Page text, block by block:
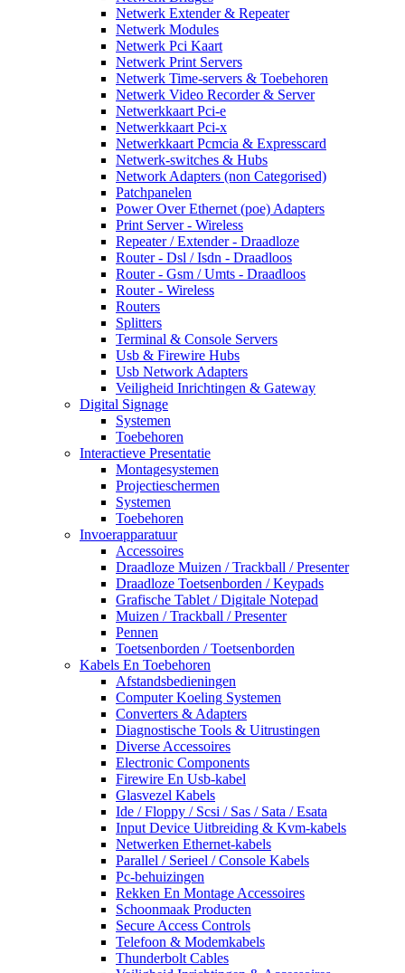
Netwerk Extender & Repeater
Netwerk Modules
Netwerk Pci Kaart
Netwerk Print Servers
Netwerk Time-servers & Toebehoren
Netwerk Video Recorder & Server
Netwerkkaart Pci-e
Netwerkkaart Pci-x
Netwerkkaart Pcmcia & Expresscard
Netwerk-switches & Hubs
Network Adapters (non Categorised)
Patchpanelen
Power Over Ethernet (poe) Adapters
Print Server - Wireless
Repeater / Extender - Draadloze
Router - Dsl / Isdn - Draadloos
Router - Gsm / Umts - Draadloos
Router - Wireless
Routers
Splitters
Terminal & Console Servers
Usb & Firewire Hubs
Usb Network Adapters
Veiligheid Inrichtingen & Gateway
Digital Signage
Systemen
Toebehoren
Interactieve Presentatie
Montagesystemen
Projectieschermen
Systemen
Toebehoren
Invoerapparatuur
Accessoires
Draadloze Muizen / Trackball / Presenter
Draadloze Toetsenborden / Keypads
Grafische Tablet / Digitale Notepad
Muizen / Trackball / Presenter
Pennen
Toetsenborden / Toetsenborden
Kabels En Toebehoren
Afstandsbedieningen
Computer Koeling Systemen
Converters & Adapters
Diagnostische Tools & Uitrustingen
Diverse Accessoires
Electronic Components
Firewire En Usb-kabel
Glasvezel Kabels
Ide / Floppy / Scsi / Sas / Sata / Esata
Input Device Uitbreiding & Kvm-kabels
Netwerken Ethernet-kabels
Parallel / Serieel / Console Kabels
Pc-behuizingen
Rekken En Montage Accessoires
Schoonmaak Producten
Secure Access Controls
Telefoon & Modemkabels
Thunderbolt Cables